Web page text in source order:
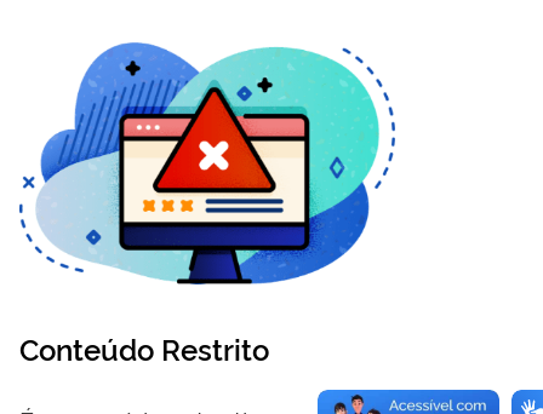
Conteúdo Restrito